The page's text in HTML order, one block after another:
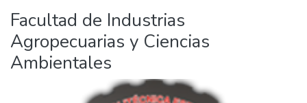
Manuales
Facultad de Industrias
Agropecuarias y Ciencias
Ambientales